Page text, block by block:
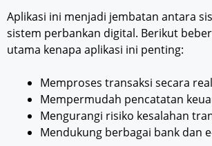
Aplikasi ini menjadi jembatan antara
sistem perbankan digital. Berikut
utama kenapa aplikasi ini penting:
Memproses transaksi secara
Mempermudah pencatatan
Mengurangi risiko kesalahan
Mendukung berbagai bank dan